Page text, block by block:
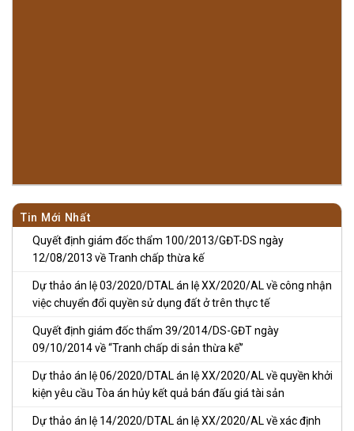
Tin Mới Nhất
Quyết định giám đốc thẩm 100/2013/GĐT-DS ngày
12/08/2013 về Tranh chấp thừa kế
Dự thảo án lệ 03/2020/DTAL án lệ XX/2020/AL về công nhận
việc chuyển đổi quyền sử dụng đất ở trên thực tế
Quyết định giám đốc thẩm 39/2014/DS-GĐT ngày
09/10/2014 về “Tranh chấp di sản thừa kế”
Dự thảo án lệ 06/2020/DTAL án lệ XX/2020/AL về quyền khởi
kiện yêu cầu Tòa án hủy kết quả bán đấu giá tài sản
Dự thảo án lệ 14/2020/DTAL án lệ XX/2020/AL về xác định